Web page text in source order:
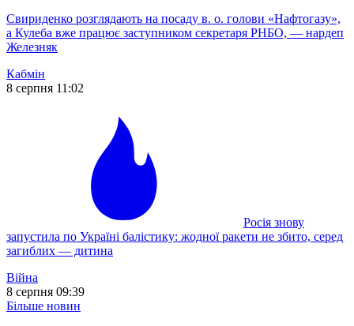
Свириденко розглядають на посаду в. о. голови «Нафтогазу»,
а Кулеба вже працює заступником секретаря РНБО, — нардеп
Железняк
Кабмін
8 серпня 11:02
Росія знову
запустила по Україні балістику: жодної ракети не збито, серед
загиблих — дитина
Війна
8 серпня 09:39
Більше новин